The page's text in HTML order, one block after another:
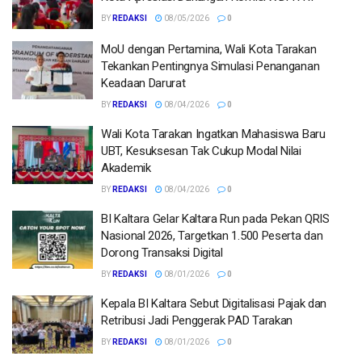
BY REDAKSI 08/05/2026 0
MoU dengan Pertamina, Wali Kota Tarakan
Tekankan Pentingnya Simulasi Penanganan
Keadaan Darurat
BY REDAKSI 08/04/2026 0
Wali Kota Tarakan Ingatkan Mahasiswa Baru
UBT, Kesuksesan Tak Cukup Modal Nilai
Akademik
BY REDAKSI 08/04/2026 0
BI Kaltara Gelar Kaltara Run pada Pekan QRIS
Nasional 2026, Targetkan 1.500 Peserta dan
Dorong Transaksi Digital
BY REDAKSI 08/01/2026 0
Kepala BI Kaltara Sebut Digitalisasi Pajak dan
Retribusi Jadi Penggerak PAD Tarakan
BY REDAKSI 08/01/2026 0